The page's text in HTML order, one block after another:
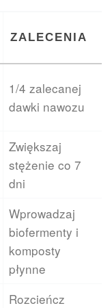
ZALECENIA
1/4 zalecanej
dawki nawozu
Zwiększaj
stężenie co 7
dni
Wprowadzaj
biofermenty i
komposty
płynne
Rozcieńcz